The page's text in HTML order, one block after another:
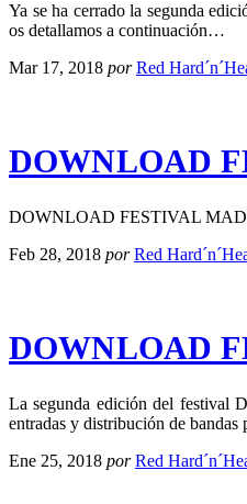
Ya se ha cerrado la segunda
os detallamos a continuación…
Mar 17, 2018 por Red
DOWNLOAD
DOWNLOAD FESTIVAL
Feb 28, 2018 por Red
DOWNLOAD
La segunda edición del festival
entradas y distribución de bandas
Ene 25, 2018 por Red